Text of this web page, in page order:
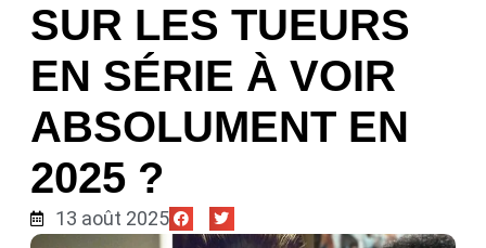
SUR LES TUEURS
EN SÉRIE À VOIR
ABSOLUMENT EN
2025 ?
13 août 2025